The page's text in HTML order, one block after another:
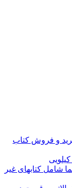
و فروش کتاب
شامل کتابهای غیر